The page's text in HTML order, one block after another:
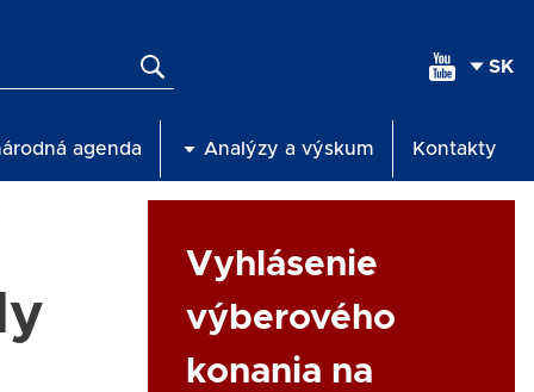
agenda Analýzy a výskum Kontakty
Link
Vyhlásenie
výberového
konania na